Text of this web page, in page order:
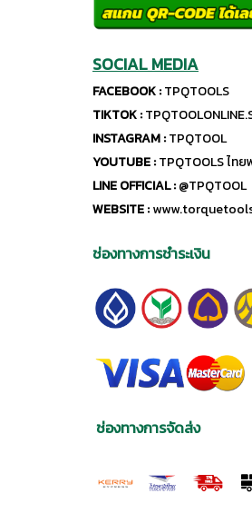
SOCIAL MEDIA
FACEBOOK :TPQTOOLS
TIKTOK :
INSTAGRAM :TPQTOOL
YOUTUBE :TPQTOOLS ไ
LINE OFFICIAL :@TPQTOOL
WEBSITE :
ช่องทางการชำระเงิน
ช่องทางการจัดส่ง